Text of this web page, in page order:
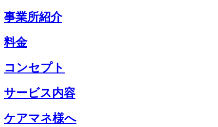
事業所紹介
料金
コンセプト
サービス内容
ケアマネ様へ